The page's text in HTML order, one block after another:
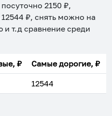
2150 ₽,
12544 ₽, снять можно на
и т.д сравнение среди
₽ Самые дорогие, ₽
12544